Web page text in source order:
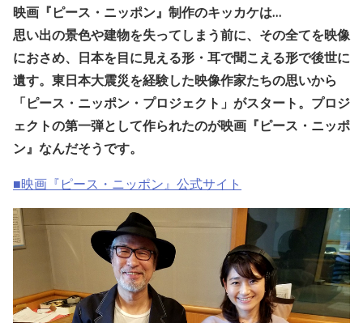
映画『ピース・ニッポン』制作のキッカケは…
思い出の景色や建物を失ってしまう前に、その全てを映像
におさめ、日本を目に見える形・耳で聞こえる形で後世に
遺す。東日本大震災を経験した映像作家たちの思いから
「ピース・ニッポン・プロジェクト」がスタート。プロジ
ェクトの第一弾として作られたのが映画『ピース・ニッポ
ン』なんだそうです。
■映画『ピース・ニッポン』公式サイト